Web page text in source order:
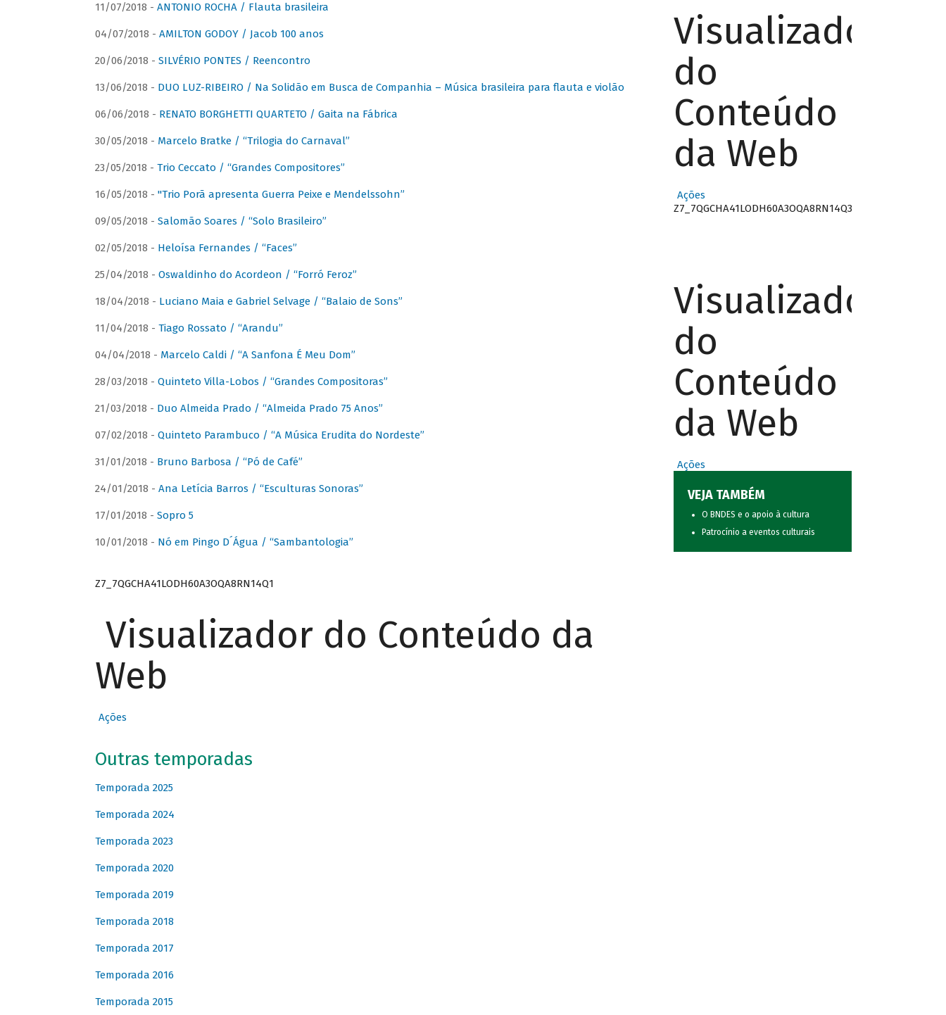
11/07/2018 - ANTONIO ROCHA / Flauta brasileira
04/07/2018 - AMILTON GODOY / Jacob 100 anos
20/06/2018 - SILVÉRIO PONTES / Reencontro
13/06/2018 - DUO LUZ-RIBEIRO / Na Solidão em Busca de Companhia – Música brasileira para flauta e violão
06/06/2018 - RENATO BORGHETTI QUARTETO / Gaita na Fábrica
30/05/2018 - Marcelo Bratke / “Trilogia do Carnaval”
23/05/2018 - Trio Ceccato / “Grandes Compositores”
16/05/2018 - "Trio Porã apresenta Guerra Peixe e Mendelssohn”
09/05/2018 - Salomão Soares / “Solo Brasileiro”
02/05/2018 - Heloísa Fernandes / “Faces”
25/04/2018 - Oswaldinho do Acordeon / “Forró Feroz”
18/04/2018 - Luciano Maia e Gabriel Selvage / “Balaio de Sons”
11/04/2018 - Tiago Rossato / “Arandu”
04/04/2018 - Marcelo Caldi / “A Sanfona É Meu Dom”
28/03/2018 - Quinteto Villa-Lobos / “Grandes Compositoras”
21/03/2018 - Duo Almeida Prado / “Almeida Prado 75 Anos”
07/02/2018 - Quinteto Parambuco / “A Música Erudita do Nordeste”
31/01/2018 - Bruno Barbosa / “Pó de Café”
24/01/2018 - Ana Letícia Barros / “Esculturas Sonoras”
17/01/2018 - Sopro 5
10/01/2018 - Nó em Pingo D´Água / “Sambantologia”
Z7_7QGCHA41LODH60A3OQA8RN14Q1
Visualizador do Conteúdo da
Web
Ações
Outras temporadas
Temporada 2025
Temporada 2024
Temporada 2023
Temporada 2020
Temporada 2019
Temporada 2018
Temporada 2017
Temporada 2016
Temporada 2015
Visualizador
do
Conteúdo
da Web
Ações
Z7_7QGCHA41LODH60A3OQA8RN14Q3
Visualizador
do
Conteúdo
da Web
Ações
VEJA TAMBÉM
O BNDES e o apoio à cultura
Patrocínio a eventos culturais